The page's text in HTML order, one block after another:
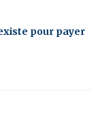
pour payer